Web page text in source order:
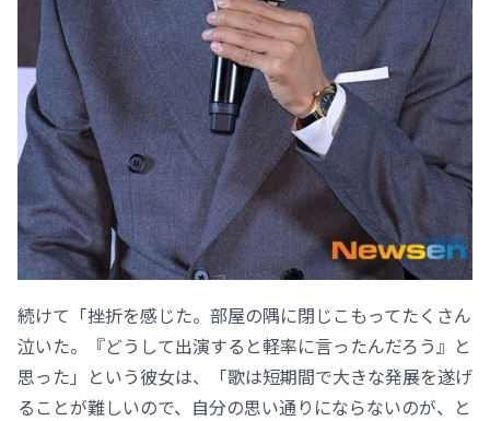
続けて「挫折を感じた。部屋の隅に閉じこもってたくさん
泣いた。『どうして出演すると軽率に言ったんだろう』と
思った」という彼女は、「歌は短期間で大きな発展を遂げ
ることが難しいので、自分の思い通りにならないのが、と